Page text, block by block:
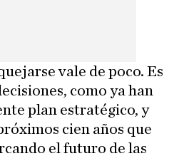
vale de poco. Es
como ya han
plan estratégico, y
cien años que
el futuro de las